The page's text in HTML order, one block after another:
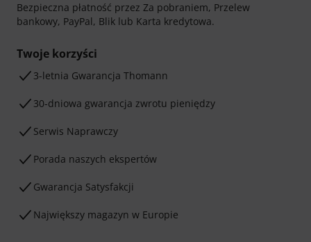
Bezpieczna płatność przez Za pobraniem, Przelew
bankowy, PayPal, Blik lub Karta kredytowa.
Twoje korzyści
3-letnia Gwarancja Thomann
30-dniowa gwarancja zwrotu pieniędzy
Serwis Naprawczy
Porada naszych ekspertów
Gwarancja Satysfakcji
Największy magazyn w Europie